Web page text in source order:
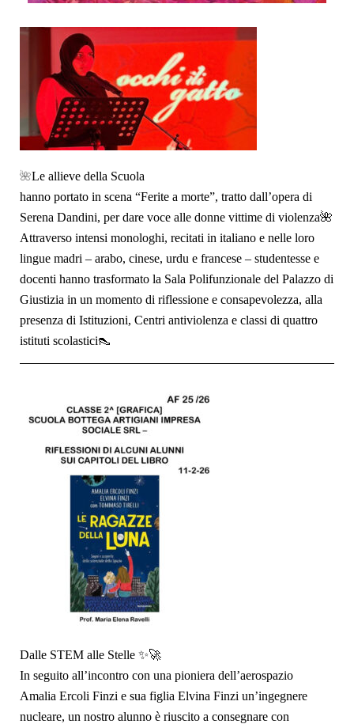
🌺Le allieve della Scuola
hanno portato in scena “Ferite a morte”, tratto dall’opera di
Serena Dandini, per dare voce alle donne vittime di violenza🌺
Attraverso intensi monologhi, recitati in italiano e nelle loro
lingue madri – arabo, cinese, urdu e francese – studentesse e
docenti hanno trasformato la Sala Polifunzionale del Palazzo di
Giustizia in un momento di riflessione e consapevolezza, alla
presenza di Istituzioni, Centri antiviolenza e classi di quattro
istituti scolastici👠
Dalle STEM alle Stelle ✨🚀
In seguito all’incontro con una pioniera dell’aerospazio
Amalia Ercoli Finzi e sua figlia Elvina Finzi un’ingegnere
nucleare, un nostro alunno è riuscito a consegnare con